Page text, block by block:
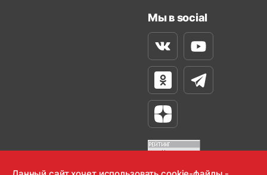
Мы в social
ВконтактеYoutube
Одноклассники
Телеграм
Яндекс Дзен